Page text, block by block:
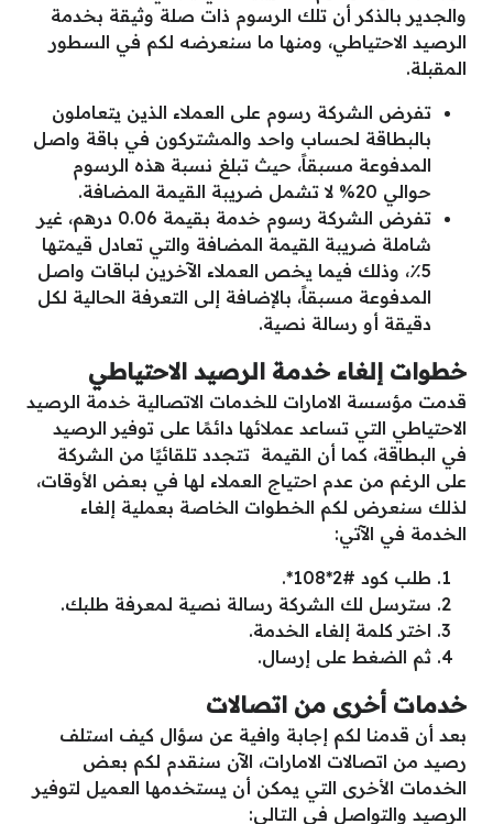
والجدير بالذكر أن تلك الرسوم ذات صلة وثيقة بخدمة
الرصيد الاحتياطي، ومنها ما سنعرضه لكم في السطور
المقبلة.
تفرض الشركة رسوم على العملاء الذين يتعاملون
بالبطاقة لحساب واحد والمشتركون في باقة واصل
المدفوعة مسبقاً، حيث تبلغ نسبة هذه الرسوم
حوالي 20% لا تشمل ضريبة القيمة المضافة.
تفرض الشركة رسوم خدمة بقيمة 0.06 درهم، غير
شاملة ضريبة القيمة المضافة والتي تعادل قيمتها
5٪، وذلك فيما يخص العملاء الآخرين لباقات واصل
المدفوعة مسبقاً، بالإضافة إلى التعرفة الحالية لكل
دقيقة أو رسالة نصية.
خطوات إلغاء خدمة الرصيد الاحتياطي
قدمت مؤسسة الامارات للخدمات الاتصالية خدمة الرصيد
الاحتياطي التي تساعد عملائها دائمًا على توفير الرصيد
في البطاقة، كما أن القيمة تتجدد تلقائيًا من الشركة
على الرغم من عدم احتياج العملاء لها في بعض الأوقات،
لذلك سنعرض لكم الخطوات الخاصة بعملية إلغاء
الخدمة في الآتي:
طلب كود #2*108*.
سترسل لك الشركة رسالة نصية لمعرفة طلبك.
اختر كلمة إلغاء الخدمة.
ثم الضغط على إرسال.
خدمات أخرى من اتصالات
بعد أن قدمنا لكم إجابة وافية عن سؤال كيف استلف
رصيد من اتصالات الامارات، الآن سنقدم لكم بعض
الخدمات الأخرى التي يمكن أن يستخدمها العميل لتوفير
الرصيد والتواصل في التالي: